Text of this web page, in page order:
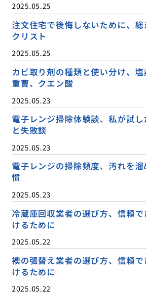
2025.05.25
注文住宅で後悔しないために、
クリスト
2025.05.25
カビ取り剤の種類と使い分け、塩
重曹、クエン酸
2025.05.23
電子レンジ掃除体験談、私が試
と失敗談
2025.05.23
電子レンジの掃除頻度、汚れを
慣
2025.05.23
冷蔵庫回収業者の選び方、信頼
けるために
2025.05.22
襖の張替え業者の選び方、信頼
けるために
2025.05.22